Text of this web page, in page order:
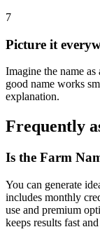
7
Picture it
Imagine the name
good name works
explanation.
Frequently
Is the Farm
You can generate
includes monthly
use and premium
keeps results fast